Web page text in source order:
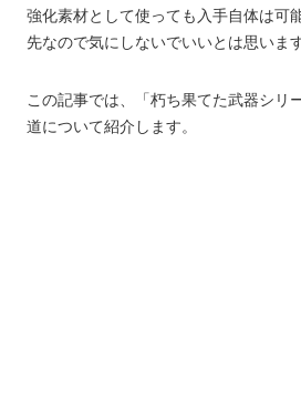
強化素材として使っても入手自体は可
先なので気にしないでいいとは思います
この記事では、「朽ち果てた武器シリ
道について紹介します。